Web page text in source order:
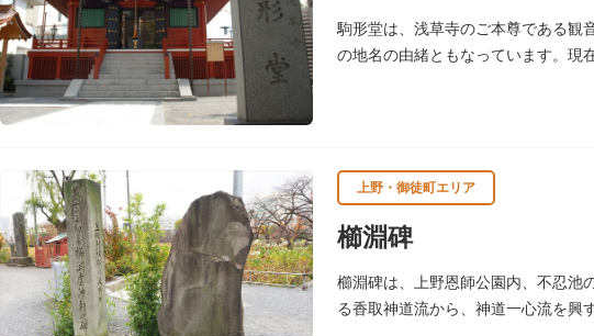
駒形堂は、浅草寺のご本尊である観
の地名の由緒ともなっています。現
上野・御徒町エリア
櫛淵碑
櫛淵碑は、上野恩師公園内、不忍池
る香取神道流から、神道一心流を興